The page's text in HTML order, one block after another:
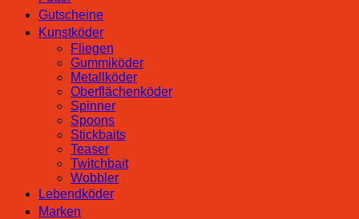
Gutscheine
Kunstköder
Fliegen
Gummiköder
Metallköder
Oberflächenköder
Spinner
Spoons
Stickbaits
Teaser
Twitchbait
Wobbler
Lebendköder
Marken